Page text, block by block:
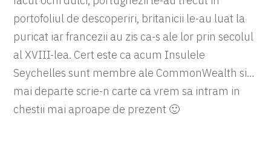
portofoliul de descoperiri, britanicii le-au luat la
puricat iar francezii au zis ca-s ale lor prin secolul
al XVIII-lea. Cert este ca acum Insulele
Seychelles sunt membre ale CommonWealth si…
mai departe scrie-n carte ca vrem sa intram in
chestii mai aproape de prezent 🙂